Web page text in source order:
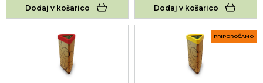
Dodaj v košarico Dodaj v košarico
PRIPOROČAMO